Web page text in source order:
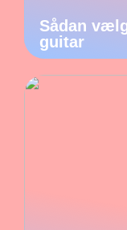
Sådan
guitar